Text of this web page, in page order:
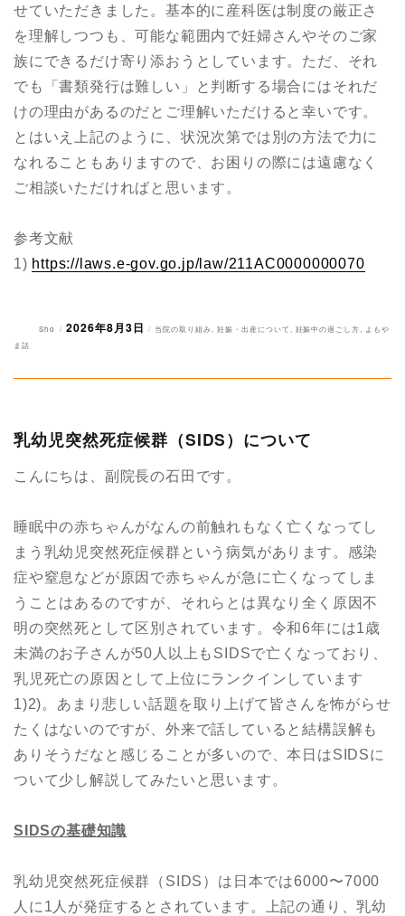
せていただきました。基本的に産科医は制度の厳正さ
を理解しつつも、可能な範囲内で妊婦さんやそのご家
族にできるだけ寄り添おうとしています。ただ、それ
でも「書類発行は難しい」と判断する場合にはそれだ
けの理由があるのだとご理解いただけると幸いです。
とはいえ上記のように、状況次第では別の方法で力に
なれることもありますので、お困りの際には遠慮なく
ご相談いただければと思います。
参考文献
1) https://laws.e-gov.go.jp/law/211AC0000000070
投
Sho
投
2026年8月3日
カ
当院の取り組み 妊娠・出産について 妊娠中の過ごし方
よもや
ま話
乳幼児突然死症候群（SIDS）について
こんにちは、副院長の石田です。
睡眠中の赤ちゃんがなんの前触れもなく亡くなってし
まう乳幼児突然死症候群という病気があります。感染
症や窒息などが原因で赤ちゃんが急に亡くなってしま
うことはあるのですが、それらとは異なり全く原因不
明の突然死として区別されています。令和6年には1歳
未満のお子さんが50人以上もSIDSで亡くなっており、
乳児死亡の原因として上位にランクインしています
1)2)。あまり悲しい話題を取り上げて皆さんを怖がらせ
たくはないのですが、外来で話していると結構誤解も
ありそうだなと感じることが多いので、本日はSIDSに
ついて少し解説してみたいと思います。
SIDSの基礎知識
乳幼児突然死症候群（SIDS）は日本では6000〜7000
人に1人が発症するとされています。上記の通り、乳幼